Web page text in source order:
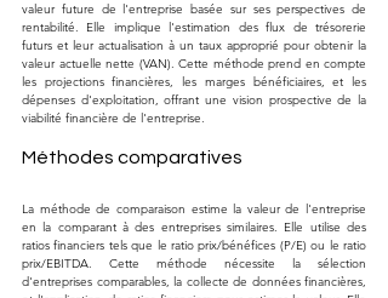
valeur future de l'entreprise basée sur ses perspectives de
rentabilité. Elle implique l'estimation des flux de trésorerie
futurs et leur actualisation à un taux approprié pour obtenir la
valeur actuelle nette (VAN). Cette méthode prend en compte
les projections financières, les marges bénéficiaires, et les
dépenses d'exploitation, offrant une vision prospective de la
viabilité financière de l'entreprise​​.
Méthodes comparatives
La méthode de comparaison estime la valeur de l'entreprise
en la comparant à des entreprises similaires. Elle utilise des
ratios financiers tels que le ratio prix/bénéfices (P/E) ou le ratio
prix/EBITDA. Cette méthode nécessite la sélection
d'entreprises comparables, la collecte de données financières,